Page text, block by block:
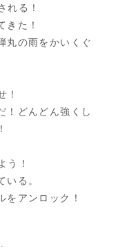
れる！
きた！
丸の雨をかいくぐ
！
！どんどん強くし
う！
る。
をアンロック！